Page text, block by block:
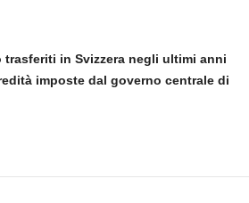
in Svizzera negli ultimi anni
imposte dal governo centrale di